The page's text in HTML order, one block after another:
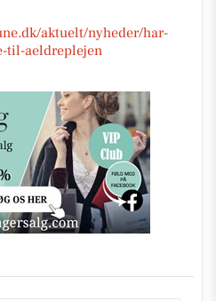
aktuelt/nyheder/har-
til-aeldreplejen